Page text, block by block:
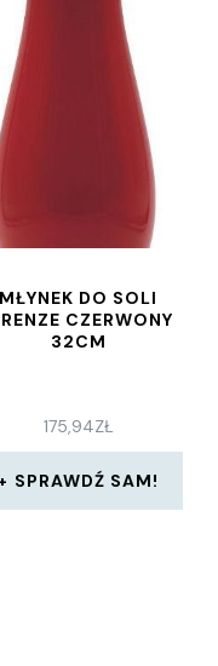
MŁYNEK DO SOLI
CZERWONY
32CM
175,94ZŁ
SPRAWDŹ SAM!